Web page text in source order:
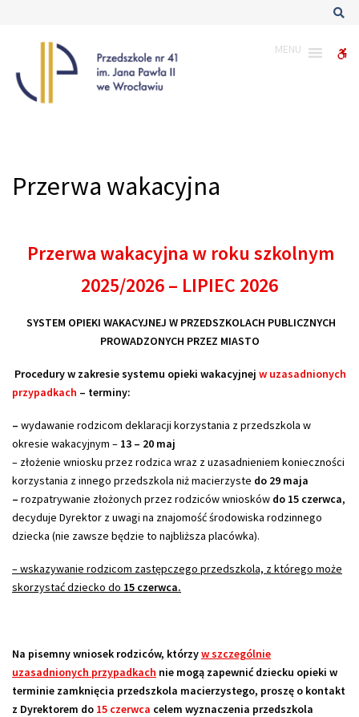
wakacyjna
MENU
Przerwa wakacyjna
Przerwa wakacyjna w roku szkolnym
2025/2026 – LIPIEC 2026
SYSTEM OPIEKI WAKACYJNEJ W PRZEDSZKOLACH PUBLICZNYCH
PROWADZONYCH PRZEZ MIASTO
Procedury w zakresie systemu opieki wakacyjnej w uzasadnionych
przypadkach – terminy:
– wydawanie rodzicom deklaracji korzystania z przedszkola w
okresie wakacyjnym – 13 – 20 maj
– złożenie wniosku przez rodzica wraz z uzasadnieniem konieczności
korzystania z innego przedszkola niż macierzyste do 29 maja
– rozpatrywanie złożonych przez rodziców wniosków do 15 czerwca,
decyduje Dyrektor z uwagi na znajomość środowiska rodzinnego
dziecka (nie zawsze będzie to najbliższa placówka).
– wskazywanie rodzicom zastępczego przedszkola, z którego może
skorzystać dziecko do 15 czerwca.
Na pisemny wniosek rodziców, którzyw szczególnie
uzasadnionych przypadkach nie mogą zapewnić dziecku opieki w
terminie zamknięcia przedszkola macierzystego, proszę o kontakt
z Dyrektorem do 15 czerwca celem wyznaczenia przedszkola